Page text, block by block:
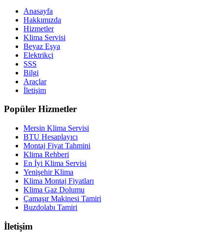
Anasayfa
Hakkımızda
Hizmetler
Klima Servisi
Beyaz Eşya
Elektrikçi
SSS
Bilgi
Araçlar
İletişim
Popüler Hizmetler
Mersin Klima Servisi
BTU Hesaplayıcı
Montaj Fiyat Tahmini
Klima Rehberi
En İyi Klima Servisi
Yenişehir Klima
Klima Montaj Fiyatları
Klima Gaz Dolumu
Çamaşır Makinesi Tamiri
Buzdolabı Tamiri
İletişim